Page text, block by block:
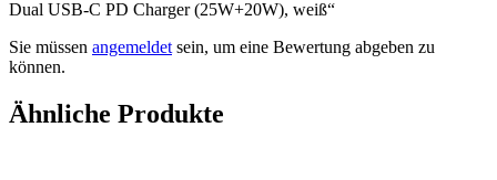
Dual USB-C PD Charger (25W+20W), weiß“
Sie müssen angemeldetsein, um eine Bewertung abgeben zu
können.
Ähnliche Produkte